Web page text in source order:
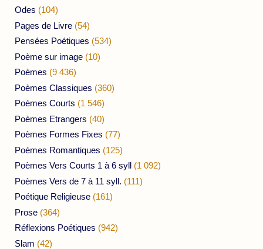
Odes (104)
Pages de Livre (54)
Pensées Poétiques (534)
Poème sur image (10)
Poèmes (9 436)
Poèmes Classiques (360)
Poèmes Courts (1 546)
Poèmes Etrangers (40)
Poèmes Formes Fixes (77)
Poèmes Romantiques (125)
Poèmes Vers Courts 1 à 6 syll (1 092)
Poèmes Vers de 7 à 11 syll. (111)
Poétique Religieuse (161)
Prose (364)
Réflexions Poétiques (942)
Slam (42)